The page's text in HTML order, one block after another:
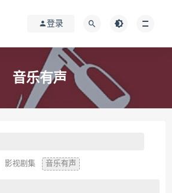
登录
音乐有声
影视剧集 音乐有声